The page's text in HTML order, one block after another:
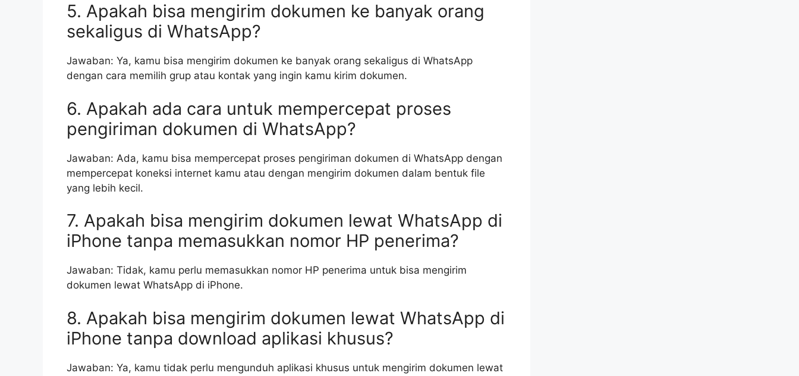
5. Apakah bisa mengirim dokumen ke banyak orang
sekaligus di WhatsApp?
Jawaban: Ya, kamu bisa mengirim dokumen ke banyak orang sekaligus di WhatsApp
dengan cara memilih grup atau kontak yang ingin kamu kirim dokumen.
6. Apakah ada cara untuk mempercepat proses
pengiriman dokumen di WhatsApp?
Jawaban: Ada, kamu bisa mempercepat proses pengiriman dokumen di WhatsApp dengan
mempercepat koneksi internet kamu atau dengan mengirim dokumen dalam bentuk file
yang lebih kecil.
7. Apakah bisa mengirim dokumen lewat WhatsApp di
iPhone tanpa memasukkan nomor HP penerima?
Jawaban: Tidak, kamu perlu memasukkan nomor HP penerima untuk bisa mengirim
dokumen lewat WhatsApp di iPhone.
8. Apakah bisa mengirim dokumen lewat WhatsApp di
iPhone tanpa download aplikasi khusus?
Jawaban: Ya, kamu tidak perlu mengunduh aplikasi khusus untuk mengirim dokumen lewat